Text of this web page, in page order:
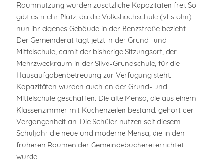
Raumnutzung wurden zusätzliche Kapazitäten frei. So
gibt es mehr Platz, da die Volkshochschule (vhs olm)
nun ihr eigenes Gebäude in der Benzstraße bezieht.
Der Gemeinderat tagt jetzt in der Grund- und
Mittelschule, damit der bisherige Sitzungsort, der
Mehrzweckraum in der Silva-Grundschule, für die
Hausaufgabenbetreuung zur Verfügung steht.
Kapazitäten wurden auch an der Grund- und
Mittelschule geschaffen. Die alte Mensa, die aus einem
Klassenzimmer mit Küchenzeilen bestand, gehört der
Vergangenheit an. Die Schüler nutzen seit diesem
Schuljahr die neue und moderne Mensa, die in den
früheren Räumen der Gemeindebücherei errichtet
wurde.